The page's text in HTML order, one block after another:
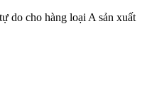
do cho hàng loại A sản xuất